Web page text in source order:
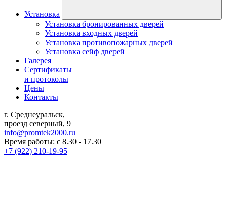
Установка
Установка бронированных дверей
Установка входных дверей
Установка противопожарных дверей
Установка сейф дверей
Галерея
Сертификаты
и протоколы
Цены
Контакты
г. Среднеуральск,
проезд северный, 9
info@promtek2000.ru
Время работы: с 8.30 - 17.30
+7 (922) 210-19-95